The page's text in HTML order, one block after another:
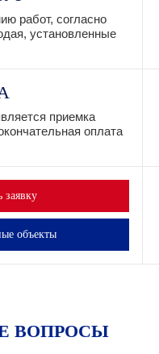
работ, согласно
установленные
приемка
оплата
заявку
объекты
ВОПРОСЫ